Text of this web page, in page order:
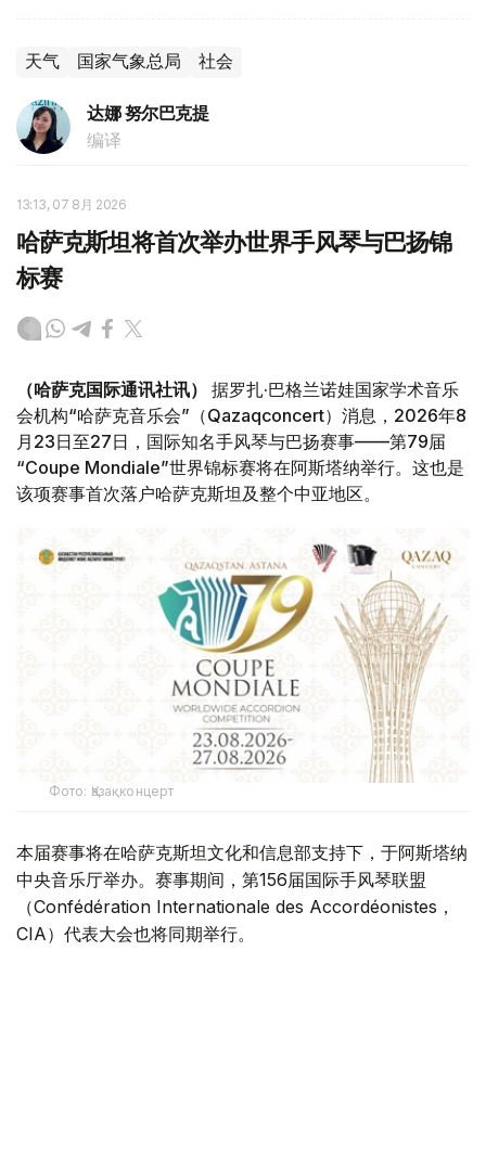
天气 国家气象总局 社会
达娜 努尔巴克提
编译
13:13, 07 8月 2026
哈萨克斯坦将首次举办世界手风琴与巴扬锦
标赛
（哈萨克国际通讯社讯）
据罗扎·巴格兰诺娃国家学术音乐
会机构“哈萨克音乐会”（Qazaqconcert）消息，2026年8
月23日至27日，国际知名手风琴与巴扬赛事——第79届
“Coupe Mondiale”世界锦标赛将在阿斯塔纳举行。这也是
该项赛事首次落户哈萨克斯坦及整个中亚地区。
Фото: Қазақконцерт
本届赛事将在哈萨克斯坦文化和信息部支持下，于阿斯塔纳
中央音乐厅举办。赛事期间，第156届国际手风琴联盟
（Confédération Internationale des Accordéonistes，
CIA）代表大会也将同期举行。